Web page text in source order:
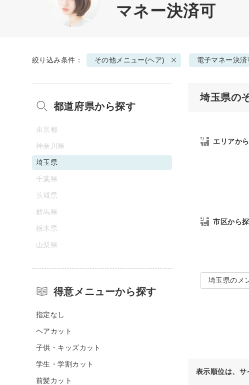
マネー決済可
絞り込み条件： その他メニュー(ヘア) 電子マネー決済
埼玉県の
エリアか
市区から
埼玉県のメ
表示順位は、サ
都道府県から探す
東京都
神奈川県
埼玉県
千葉県
茨城県
群馬県
栃木県
山梨県
得意メニューから探す
指定なし
ヘアカット
子供・キッズカット
学生・学割カット
前髪カット